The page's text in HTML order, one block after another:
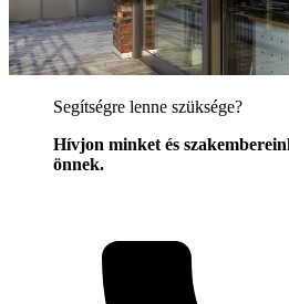
Segítségre lenne szüksége?
Hívjon minket és
önnek.